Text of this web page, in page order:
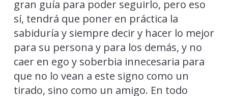
gran guía para poder seguirlo, pero eso
sí, tendrá que poner en práctica la
sabiduría y siempre decir y hacer lo mejor
para su persona y para los demás, y no
caer en ego y soberbia innecesaria para
que no lo vean a este signo como un
tirado, sino como un amigo. En todo